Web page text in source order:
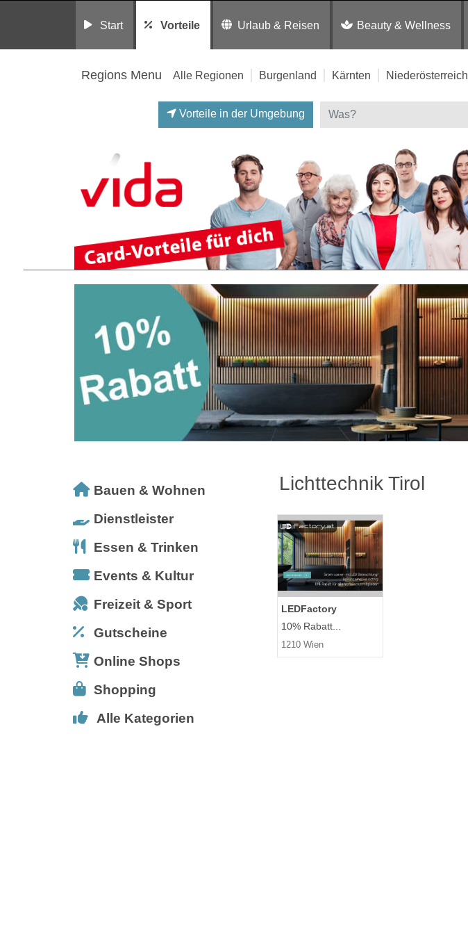
Start Vorteile Urlaub & Reisen Beauty & Wellness
Regions Menu Alle Regionen Burgenland Kärnten Niederösterreich
Vorteile in der Umgebung
Bauen & Wohnen
Dienstleister
Essen & Trinken
Events & Kultur
Freizeit & Sport
Gutscheine
Online Shops
Shopping
Alle Kategorien
Lichttechnik Tirol
LEDFactory
10% Rabatt...
1210 Wien